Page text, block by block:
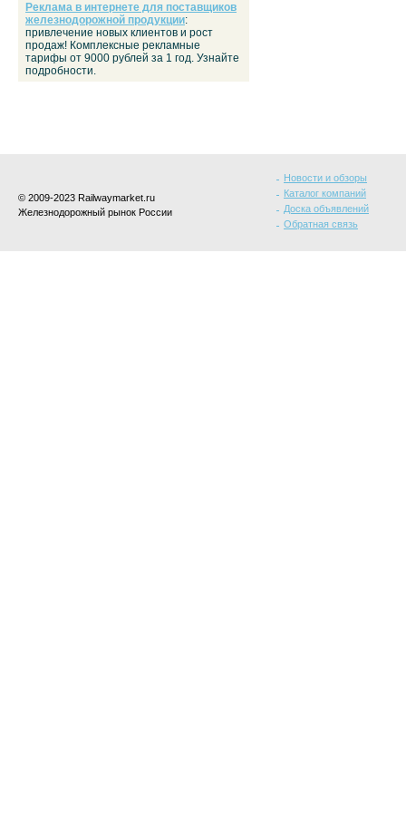
Реклама в интернете для поставщиков
железнодорожной продукции:
привлечение новых клиентов и рост
продаж! Комплексные рекламные
тарифы от 9000 рублей за 1 год. Узнайте
подробности.
© 2009-2023 Railwaymarket.ru
Железнодорожный рынок России
Новости и обзоры
Каталог компаний
Доска объявлений
Обратная связь